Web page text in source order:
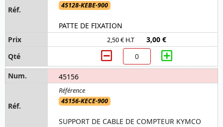
45128-KEBE-900
PATTE DE FIXATION
2,50 € H.T 3,00 €
45156
45156-KECE-900
SUPPORT DE CABLE DE COMPTEUR KYMCO